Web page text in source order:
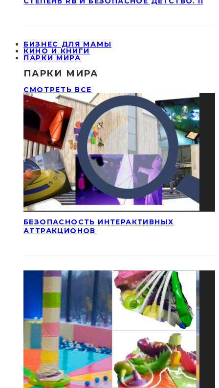
БИЗНЕС ДЛЯ МАМЫ
КИНО И КНИГИ
ПАРКИ МИРА
ПАРКИ МИРА
СМОТРЕТЬ ВСЕ
БЕЗОПАСНОСТЬ ИНТЕРАКТИВНЫХ
АТТРАКЦИОНОВ